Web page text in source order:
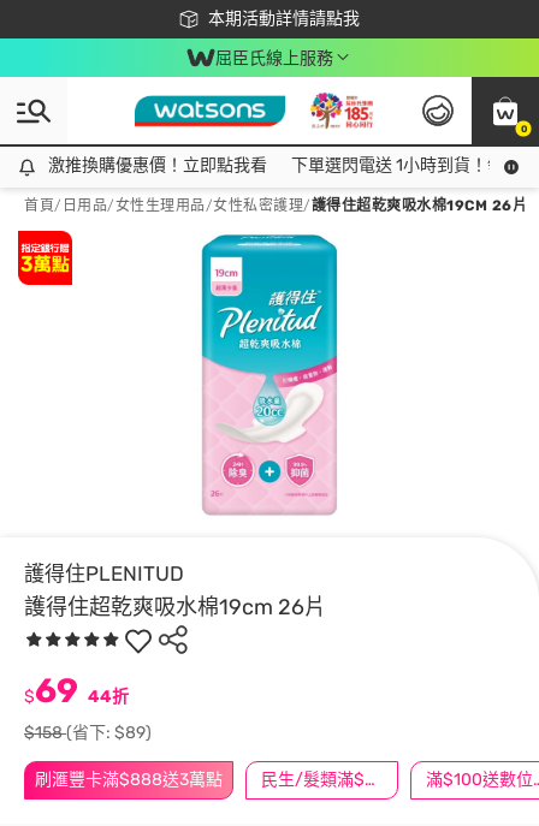
本期活動詳情請點我
下載app最高回饋$350
屈臣氏線上服務
0
激推換購優惠價！立即點我看
激推換購優惠價！立即點我看 下單選閃電送 1小時到貨！領神
首頁/ 日用品/女性生理用品/女性私密護理/護得住超乾爽吸水棉19CM 26片
護得住PLENITUD
護得住超乾爽吸水棉19cm 26片
刷滙豐卡滿$888送3萬點 民生/髮類滿$388送舒潔冰巾 滿
$69 44折
$158(省下: $89)